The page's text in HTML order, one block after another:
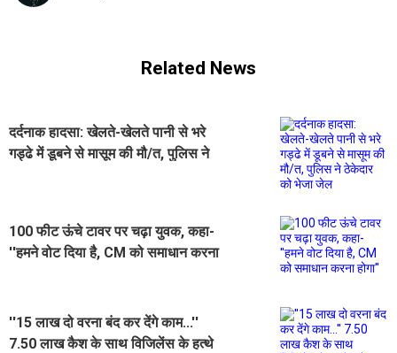
Related News
दर्दनाक हादसा: खेलते-खेलते पानी से भरे
गड्ढे में डूबने से मासूम की मौ/त, पुलिस ने
100 फीट ऊंचे टावर पर चढ़ा युवक, कहा-
''हमने वोट दिया है, CM को समाधान करना
''15 लाख दो वरना बंद कर देंगे काम...''
7.50 लाख कैश के साथ विजिलेंस के हत्थे